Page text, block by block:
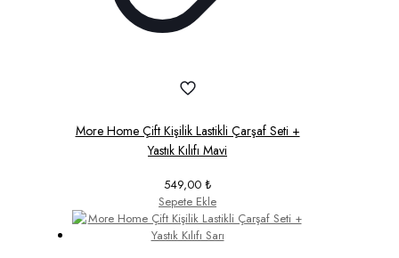
More Home Çift Kişilik Lastikli Çarşaf Seti +
Yastık Kılıfı Mavi
549,00 ₺
Sepete Ekle